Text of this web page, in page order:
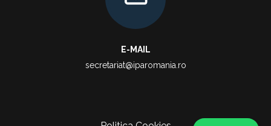
E-MAIL
secretariat@iparomania.ro